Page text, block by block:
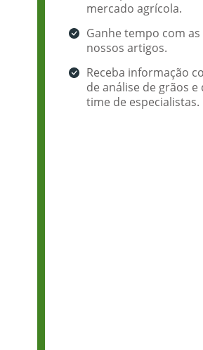
mercado agrícola.
Ganhe tempo com
nossos artigos.
Receba informação
de análise de grãos
time de especialistas.